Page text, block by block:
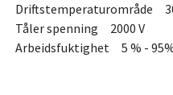
Driftstemperaturområde
Tåler spenning 2000 V
Arbeidsfuktighet 5 % -